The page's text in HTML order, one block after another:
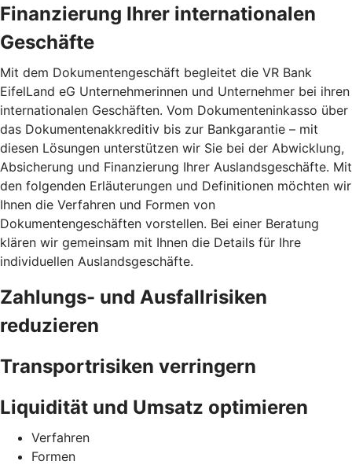
Finanzierung Ihrer internationalen
Geschäfte
Mit dem Dokumentengeschäft begleitet die VR Bank
EifelLand eG Unternehmerinnen und Unternehmer bei ihren
internationalen Geschäften. Vom Dokumenteninkasso über
das Dokumentenakkreditiv bis zur Bankgarantie – mit
diesen Lösungen unterstützen wir Sie bei der Abwicklung,
Absicherung und Finanzierung Ihrer Auslandsgeschäfte. Mit
den folgenden Erläuterungen und Definitionen möchten wir
Ihnen die Verfahren und Formen von
Dokumentengeschäften vorstellen. Bei einer Beratung
klären wir gemeinsam mit Ihnen die Details für Ihre
individuellen Auslandsgeschäfte.
Zahlungs- und Ausfallrisiken
reduzieren
Transportrisiken verringern
Liquidität und Umsatz optimieren
Verfahren
Formen